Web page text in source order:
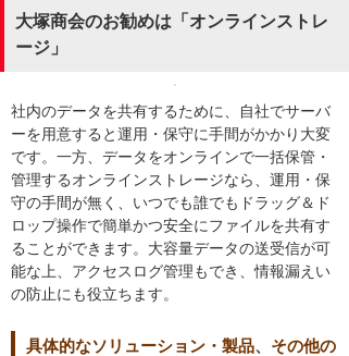
大塚商会のお勧めは「オンラインストレ
ージ」
社内のデータを共有するために、自社でサーバ
ーを用意すると運用・保守に手間がかかり大変
です。一方、データをオンラインで一括保管・
管理するオンラインストレージなら、運用・保
守の手間が無く、いつでも誰でもドラッグ＆ド
ロップ操作で簡単かつ安全にファイルを共有す
ることができます。大容量データの送受信が可
能な上、アクセスログ管理もでき、情報漏えい
の防止にも役立ちます。
具体的なソリューション・製品、その他の